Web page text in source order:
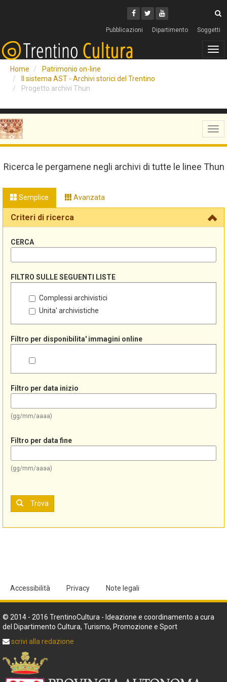
Facebook
Twitter
Youtube
Pubblicazioni Dipartimento Soggetti
Home
Patrimonio on-line
Il sistema AST - Archivi storici del Trentino
Progetto archivi Thun
Ricerca le pergamene negli archivi di tutte le linee Thun
Semplice Avanzata
Criteri di ricerca
CERCA
FILTRO SULLE SEGUENTI LISTE
Complessi archivistici
Unita' archivistiche
Filtro per disponibilita' immagini online
Filtro per data inizio
(gg/mm/aaaa)
Filtro per data fine
(gg/mm/aaaa)
Trova
Accessibilità Privacy Note legali
© 2014 - 2016 TrentinoCultura - Ideazione e coordinamento a cura
del Dipartimento Cultura, Turismo, Promozione e Sport
scrivi alla redazione